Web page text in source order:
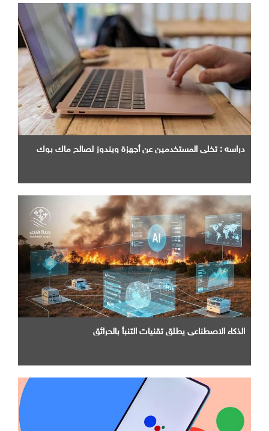
دراسه : تخلي المستخدمين عن أجهزة ويندوز لصالح ماك بوك
الذكاء الاصطناعي يطلق تقنيات التنبأ بالحرائق